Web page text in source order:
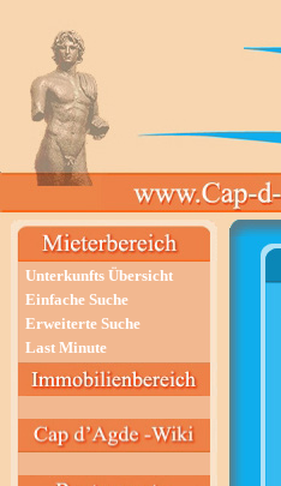
Unterkunfts Übersicht
Einfache Suche
Erweiterte Suche
Last Minute